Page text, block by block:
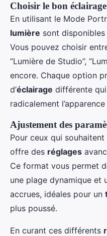
Choisir le bon éclairage
En utilisant le Mode
lumière sont
Vous pouvez choisir
“Lumière de Studio”,
encore. Chaque option
d’éclairage différente
radicalement
Ajustement des
Pour ceux qui souhaitent
offre des réglages
Ce format vous permet
une plage dynamique et
accrues, idéales pour un
plus poussé.
En curant ces différents